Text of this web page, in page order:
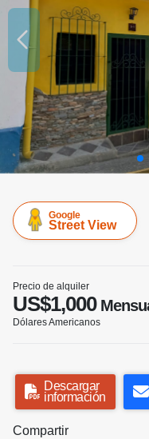
Google
Street View
Precio de alquiler
US$1,000
Dólares Americanos
Descargar
información
Compartir